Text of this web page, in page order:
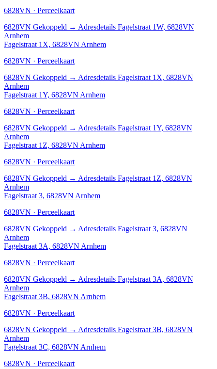
6828VN · Perceelkaart
6828VN Gekoppeld → Adresdetails Fagelstraat 1W, 6828VN
Arnhem
Fagelstraat 1X, 6828VN Arnhem
6828VN · Perceelkaart
6828VN Gekoppeld → Adresdetails Fagelstraat 1X, 6828VN
Arnhem
Fagelstraat 1Y, 6828VN Arnhem
6828VN · Perceelkaart
6828VN Gekoppeld → Adresdetails Fagelstraat 1Y, 6828VN
Arnhem
Fagelstraat 1Z, 6828VN Arnhem
6828VN · Perceelkaart
6828VN Gekoppeld → Adresdetails Fagelstraat 1Z, 6828VN
Arnhem
Fagelstraat 3, 6828VN Arnhem
6828VN · Perceelkaart
6828VN Gekoppeld → Adresdetails Fagelstraat 3, 6828VN
Arnhem
Fagelstraat 3A, 6828VN Arnhem
6828VN · Perceelkaart
6828VN Gekoppeld → Adresdetails Fagelstraat 3A, 6828VN
Arnhem
Fagelstraat 3B, 6828VN Arnhem
6828VN · Perceelkaart
6828VN Gekoppeld → Adresdetails Fagelstraat 3B, 6828VN
Arnhem
Fagelstraat 3C, 6828VN Arnhem
6828VN · Perceelkaart